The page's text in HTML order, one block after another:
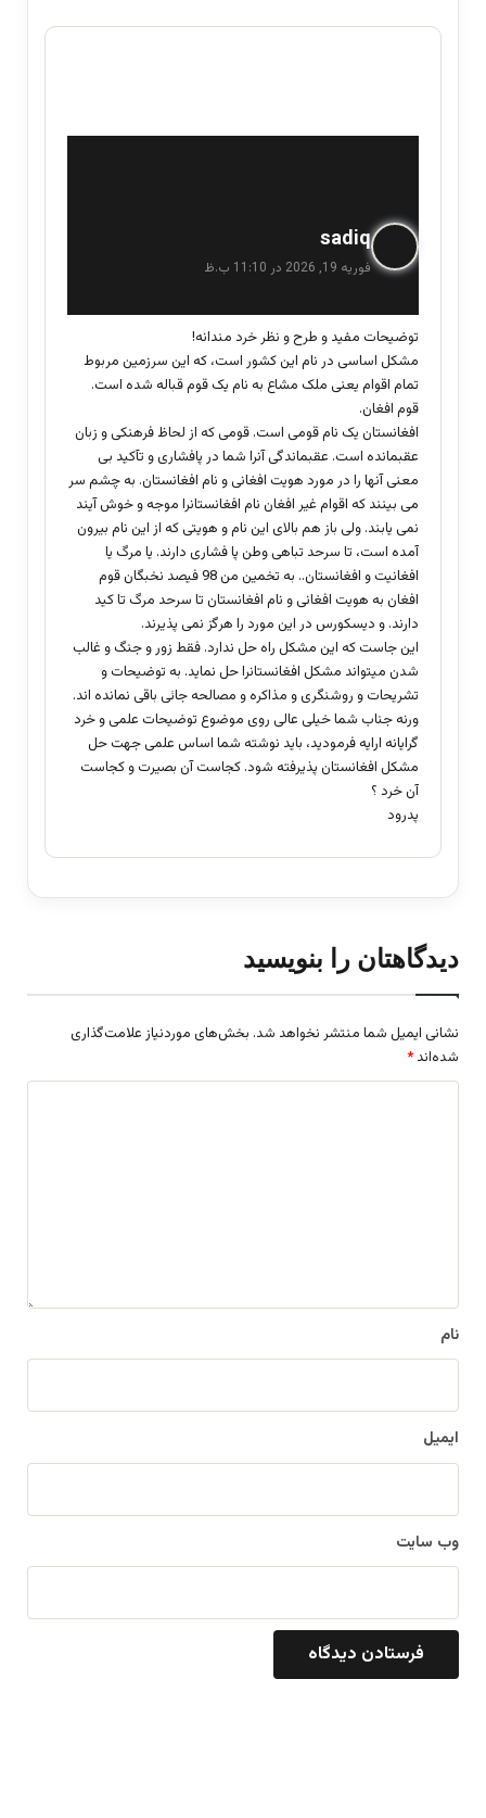
sadiq
ف
فوریه 19, 2026 در 11:10 ب.ظ
توضیحات مفید و طرح و نظر خرد مندانه!
مشکل اساسی در نام این کشور است، که این سرزمین مربوط
تمام اقوام یعنی ملک مشاع به نام یک قوم قباله شده است.
قوم افغان.
افغانستان یک نام قومی است. قومی که از لحاظ فرهنکی و زبان
عقبمانده است. عقبماندگی آنرا شما در پافشاری و تآکید بی
معنی آنها را در مورد هویت افغانی و نام افغانستان. به چشم سر
می بینند که اقوام غیر افغان نام افغانستانرا موجه و خوش آیند
نمی یابند. ولی باز هم بالای این نام و هویتی که از این نام بیرون
آمده است، تا سرحد تباهی وطن پا فشاری دارند. یا مرگ یا
افغانیت و افغانستان.. به تخمین من 98 فیصد نخبگان قوم
افغان به هویت افغانی و نام افغانستان تا سرحد مرگ تا کید
دارند. و دیسکورس در این مورد را هرگز نمی پذیرند.
این جاست که این مشکل راه حل ندارد. فقط زور و جنگ و غالب
شدن میتواند مشکل افغانستانرا حل نماید. به توضیحات و
تشریحات و روشنگری و مذاکره و مصالحه جائی باقی نمانده اند.
ورنه جناب شما خیلی عالی روی موضوع توضیحات علمی و خرد
گرایانه ارایه فرمودید، باید نوشته شما اساس علمی جهت حل
مشکل افغانستان پذیرفته شود. کجاست آن بصیرت و کجاست
آن خرد ؟
پدرود
دیدگاهتان را بنویسید
نشانی ایمیل شما منتشر نخواهد شد. بخش‌های موردنیاز علامت‌گذاری
شده‌اند *
نام
ایمیل
وب‌ سایت